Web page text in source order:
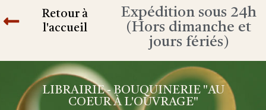
Retour à
l'accueil
Expédition sous 24h
(Hors dimanche et
jours fériés)
LIBRAIRIE - BOUQUINERIE "AU
COEUR À L'OUVRAGE"